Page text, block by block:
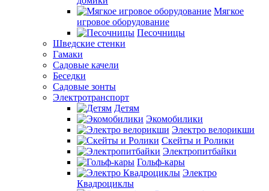
Мягкое
игровое оборудование
Песочницы
Шведские стенки
Гамаки
Садовые качели
Беседки
Садовые зонты
Электротранспорт
Детям
Экомобилики
Электро велорикши
Скейты и Ролики
Электропитбайки
Гольф-кары
Электро
Квадроциклы